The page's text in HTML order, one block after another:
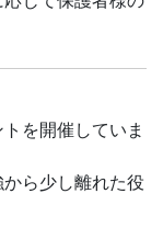
を開催していま
ら少し離れた役